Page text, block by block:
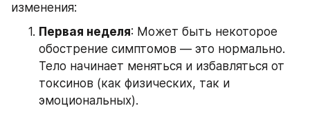
изменения:
Первая неделя: Может быть некоторое
обострение симптомов — это нормально.
Тело начинает меняться и избавляться от
токсинов (как физических, так и
эмоциональных).